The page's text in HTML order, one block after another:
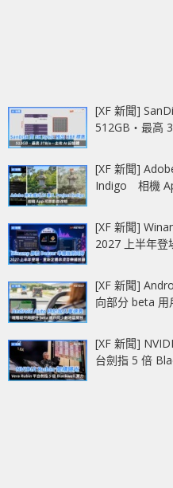
[XF 新聞]
512GB‧最高
[XF 新聞]
Indigo 相機
[XF 新聞]
2027 上半年
[XF 新聞]
向部分 beta 用
[XF 新聞]
台劍指 5 倍